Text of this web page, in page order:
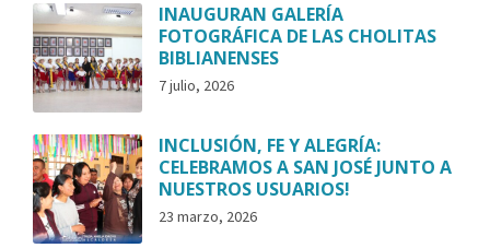
INAUGURAN GALERÍA
FOTOGRÁFICA DE LAS CHOLITAS
BIBLIANENSES
7 julio, 2026
INCLUSIÓN, FE Y ALEGRÍA:
CELEBRAMOS A SAN JOSÉ JUNTO A
NUESTROS USUARIOS!
23 marzo, 2026